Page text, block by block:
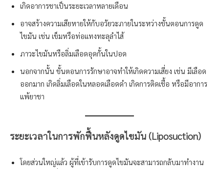
เกิดอาการชาเป็นระยะเวลาหลายเดือน
อาจสร้างความเสียหายให้กับอวัยวะภายในระหว่างขั้นตอนการดูด
ไขมัน เช่น เข็มหรือท่อแทงทะลุลำไส้
ภาวะไขมันหรือลิ่มเลือดอุดกั้นในปอด
นอกจากนั้น ขั้นตอนการรักษาอาจทำให้เกิดความเสี่ยง เช่น มีเลือด
ออกมาก เกิดลิ่มเลือดในหลอดเลือดดำ เกิดการติดเชื้อ หรือมีอาการ
แพ้ยาชา
ระยะเวลาในการพักฟื้นหลังดูดไขมัน (Liposuction)
โดยส่วนใหญ่แล้ว ผู้ที่เข้ารับการดูดไขมันจะสามารถกลับมาทำงาน